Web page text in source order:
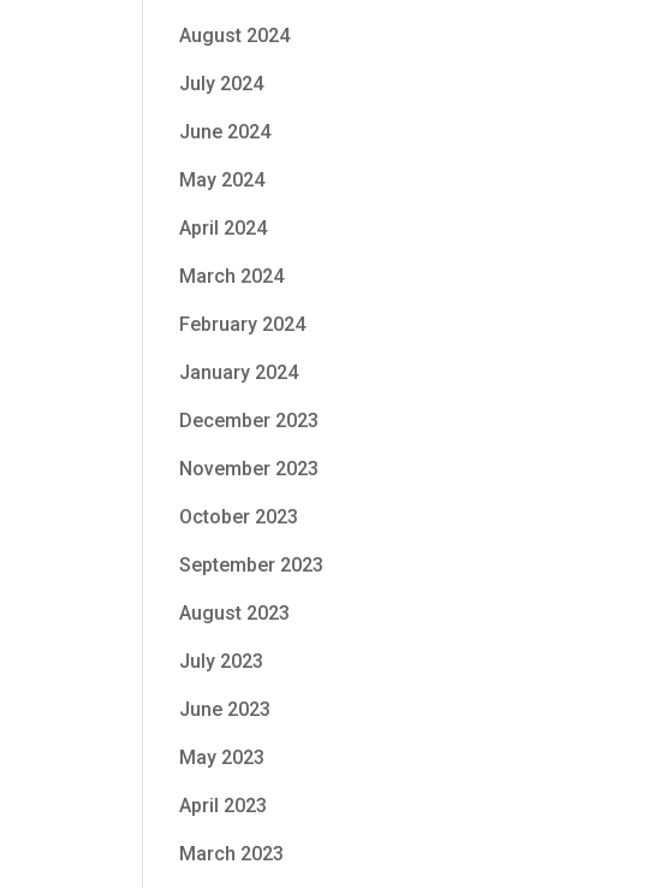
August 2024
July 2024
June 2024
May 2024
April 2024
March 2024
February 2024
January 2024
December 2023
November 2023
October 2023
September 2023
August 2023
July 2023
June 2023
May 2023
April 2023
March 2023